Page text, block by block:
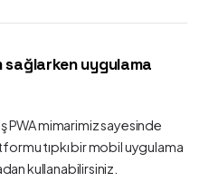
uygulama
PWA mimarimiz sayesinde
tıpkı bir mobil uygulama
kullanabilirsiniz.